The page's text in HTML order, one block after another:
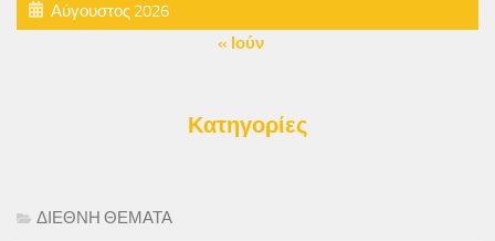
Αύγουστος 2026
« Ιούν
Κατηγορίες
ΔΙΕΘΝΗ ΘΕΜΑΤΑ